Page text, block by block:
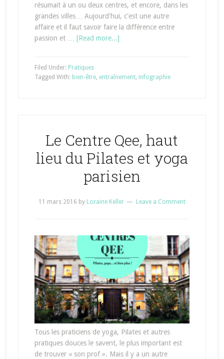
résumait à un ou deux centres, et encore, dans les
grandes villes… Aujourd'hui, c'est une autre
affaire et il faut savoir faire la différence entre
passion et … [Read more...]
Filed Under: Pratiques
Tagged With: bien-être, entraînement, infographie
Le Centre Qee, haut
lieu du Pilates et yoga
parisien
11 mars 2016 by Loraine Keller Leave a Comment
Tous les praticiens de yoga, Pilates et autres
pratiques douces le savent, le plus important est
de trouver « son prof ». Mais il y a un autre